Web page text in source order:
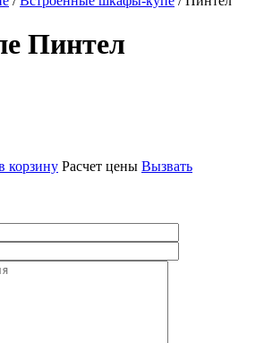
Пинтел
корзину Расчет цены Вызвать